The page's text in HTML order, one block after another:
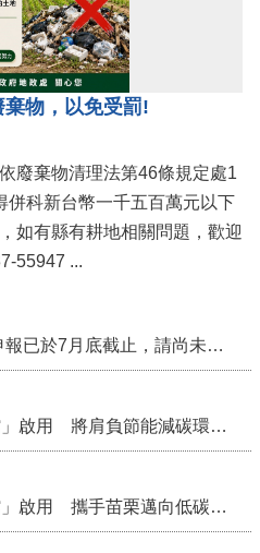
物，以免受罰!
廢棄物清理法第46條規定處1
併科新台幣一千五百萬元以下
如有縣有耕地相關問題，歡迎